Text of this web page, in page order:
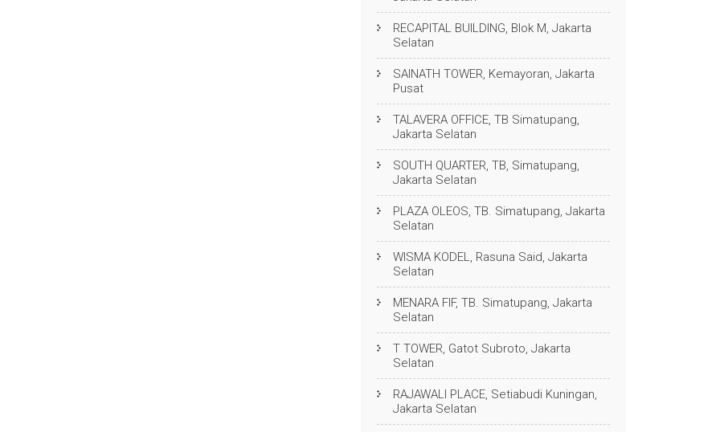
RECAPITAL BUILDING, Blok M, Jakarta
Selatan
SAINATH TOWER, Kemayoran, Jakarta
Pusat
TALAVERA OFFICE, TB Simatupang,
Jakarta Selatan
SOUTH QUARTER, TB, Simatupang,
Jakarta Selatan
PLAZA OLEOS, TB. Simatupang, Jakarta
Selatan
WISMA KODEL, Rasuna Said, Jakarta
Selatan
MENARA FIF, TB. Simatupang, Jakarta
Selatan
T TOWER, Gatot Subroto, Jakarta
Selatan
RAJAWALI PLACE, Setiabudi Kuningan,
Jakarta Selatan